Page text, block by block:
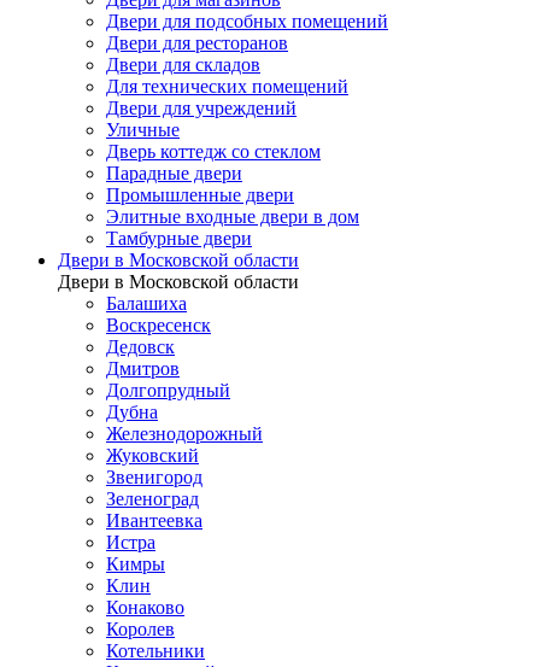
Двери для подсобных помещений
Двери для ресторанов
Двери для складов
Для технических помещений
Двери для учреждений
Уличные
Дверь коттедж со стеклом
Парадные двери
Промышленные двери
Элитные входные двери в дом
Тамбурные двери
Двери в Московской области
Двери в Московской области
Балашиха
Воскресенск
Дедовск
Дмитров
Долгопрудный
Дубна
Железнодорожный
Жуковский
Звенигород
Зеленоград
Ивантеевка
Истра
Кимры
Клин
Конаково
Королев
Котельники